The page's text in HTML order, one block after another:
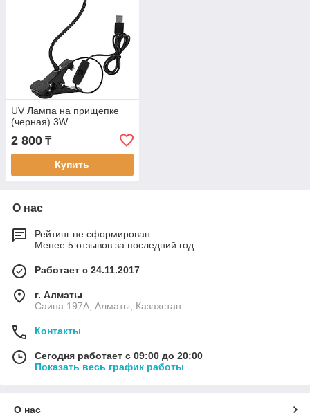
UV Лампа на прищепке
(черная) 3W
2 800 ₸
Купить
О нас
Рейтинг не сформирован
Менее 5 отзывов за последний год
Работает с 24.11.2017
г. Алматы
Саина 197А, Алматы, Казахстан
Контакты
Сегодня работает с 09:00 до 20:00
Показать весь график работы
О нас